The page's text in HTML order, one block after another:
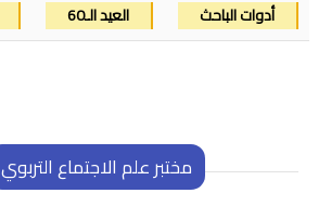
أدوات الباحث
العيد الـ60
مختبر علم الاجتماع التربوي